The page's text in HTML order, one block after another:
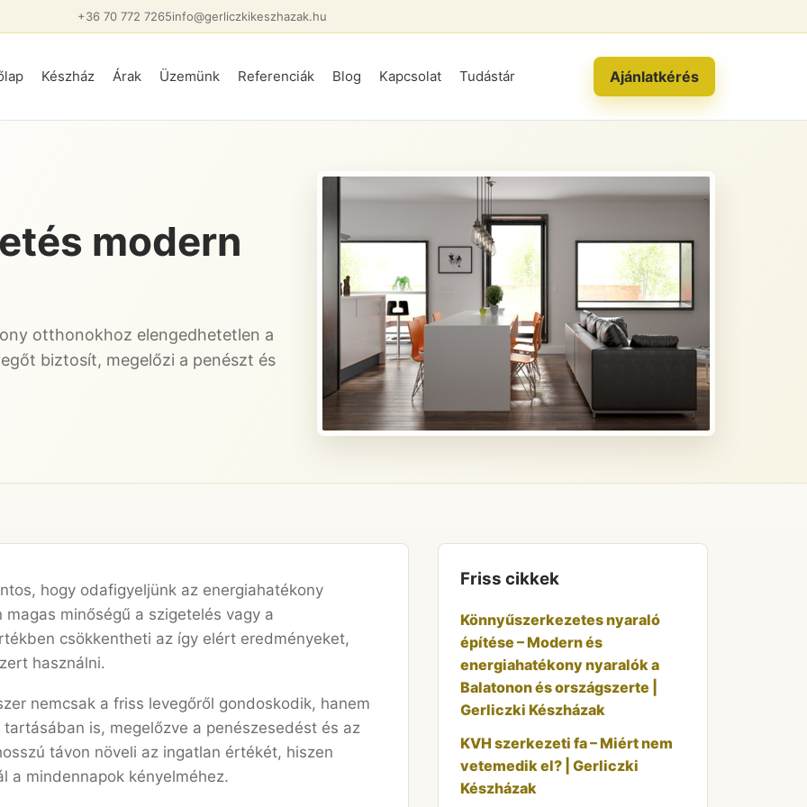
+36 70 772 7265info@gerliczkikeszhazak.hu
Készház Árak Üzemünk Referenciák Blog Kapcsolat Tudástár Ajánlatkérés
modern
otthonokhoz elengedhetetlen a
biztosít, megelőzi a penészt és
hogy odafigyeljünk az energiahatékony
minőségű a szigetelés vagy a
csökkentheti az így elért eredményeket,
használni.
nemcsak a friss levegőről gondoskodik, hanem
is, megelőzve a penészesedést és az
távon növeli az ingatlan értékét, hiszen
a mindennapok kényelméhez.
Friss cikkek
Könnyűszerkezetes nyaraló
építése – Modern és
energiahatékony nyaralók a
Balatonon és országszerte |
Gerliczki Készházak
KVH szerkezeti fa – Miért nem
vetemedik el? | Gerliczki
Készházak